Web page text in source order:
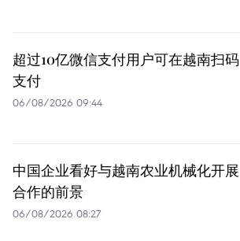
超过10亿微信支付用户可在越南扫码
支付
06/08/2026 09:44
中国企业看好与越南农业机械化开展
合作的前景
06/08/2026 08:27